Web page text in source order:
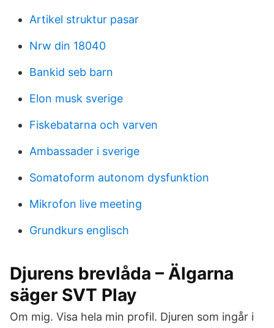
Artikel struktur pasar
Nrw din 18040
Bankid seb barn
Elon musk sverige
Fiskebatarna och varven
Ambassader i sverige
Somatoform autonom dysfunktion
Mikrofon live meeting
Grundkurs englisch
Djurens brevlåda – Älgarna
säger SVT Play
Om mig. Visa hela min profil. Djuren som ingår i